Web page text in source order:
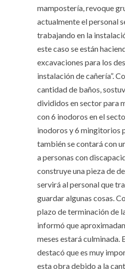
mampostería, revoque
actualmente el personal
trabajando en la
este caso se están
excavaciones para los
instalación de cañería”.
cantidad de baños,
divididos en sector para
con 6 inodoros en el
inodoros y 6 mingitorios
también se contará con
a personas con
construye una pieza de
servirá al personal que
guardar algunas cosas.
plazo de terminación de
informó que
meses estará culminada.
destacó que es muy
esta obra debido a la